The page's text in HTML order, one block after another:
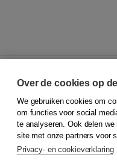
© 2026Koninklijke Boom
Klantenservice
Service & informatie
Contact
Over de cookies op
We gebruiken cookies om
om functies voor social
te analyseren. Ook delen
site met onze partners voor
Privacy- en cookieverklaring